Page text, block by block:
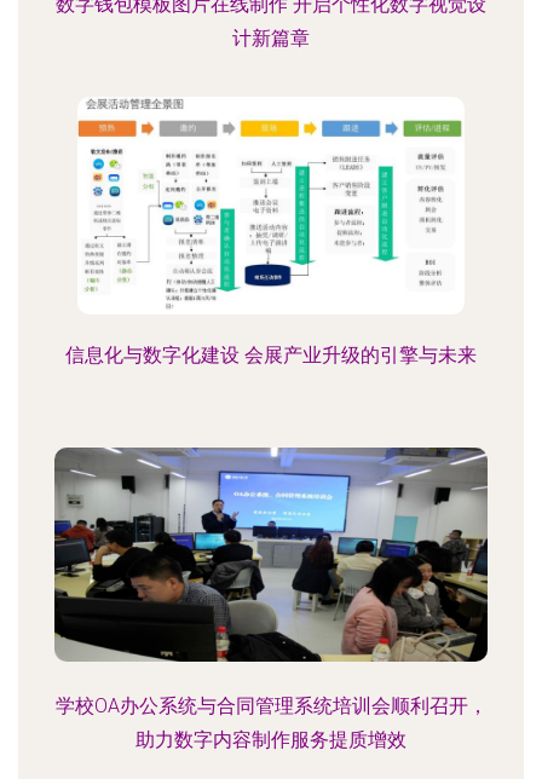
计新篇章
信息化与数字化建设 会展产业升级的引擎与未来
学校OA办公系统与合同管理系统培训会顺利召开，
助力数字内容制作服务提质增效